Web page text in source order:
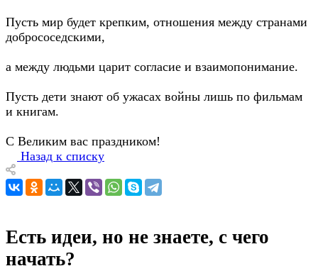
Пусть мир будет крепким, отношения между странами
добрососедскими,
а между людьми царит согласие и взаимопонимание.
Пусть дети знают об ужасах войны лишь по фильмам
и книгам.
С Великим вас праздником!
Назад к списку
Есть идеи, но не знаете, с чего
начать?